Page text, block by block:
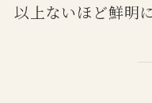
以上ないほど鮮明